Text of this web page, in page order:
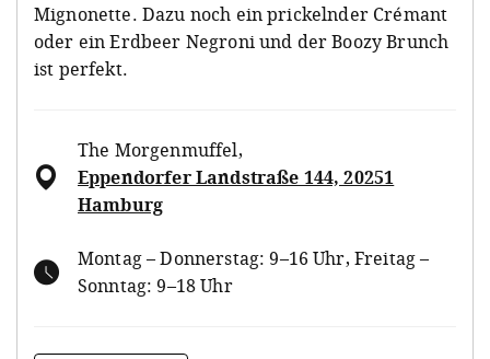
Mignonette. Dazu noch ein prickelnder Crémant
oder ein Erdbeer Negroni und der Boozy Brunch
ist perfekt.
The Morgenmuffel,
Eppendorfer Landstraße 144, 20251
Hamburg
Montag – Donnerstag: 9–16 Uhr, Freitag –
Sonntag: 9–18 Uhr